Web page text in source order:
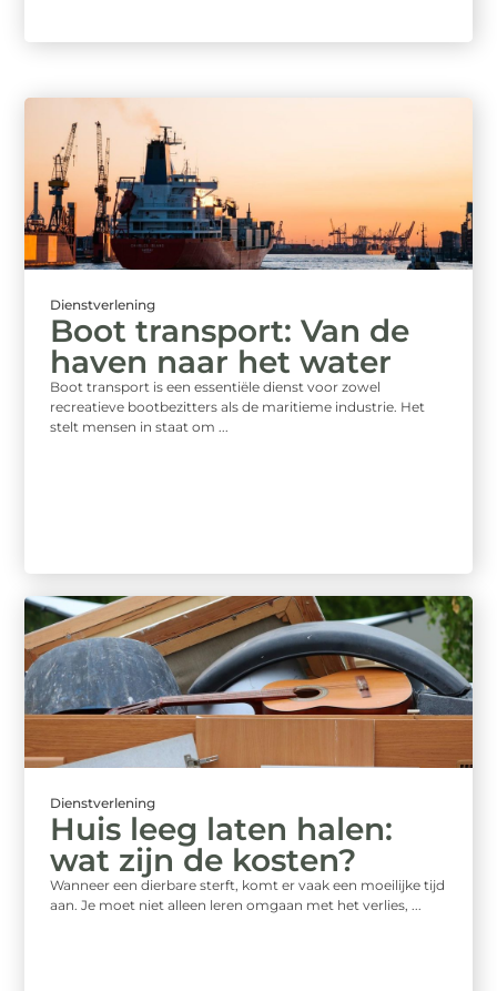
Dienstverlening
Boot transport: Van de
haven naar het water
Boot transport is een essentiële dienst voor zowel
recreatieve bootbezitters als de maritieme industrie. Het
stelt mensen in staat om ...
Dienstverlening
Huis leeg laten halen:
wat zijn de kosten?
Wanneer een dierbare sterft, komt er vaak een moeilijke tijd
aan. Je moet niet alleen leren omgaan met het verlies, ...